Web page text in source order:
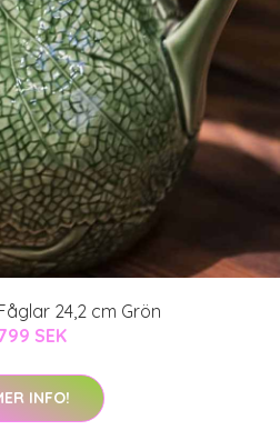
24,2 cm Grön
SEK
INFO!